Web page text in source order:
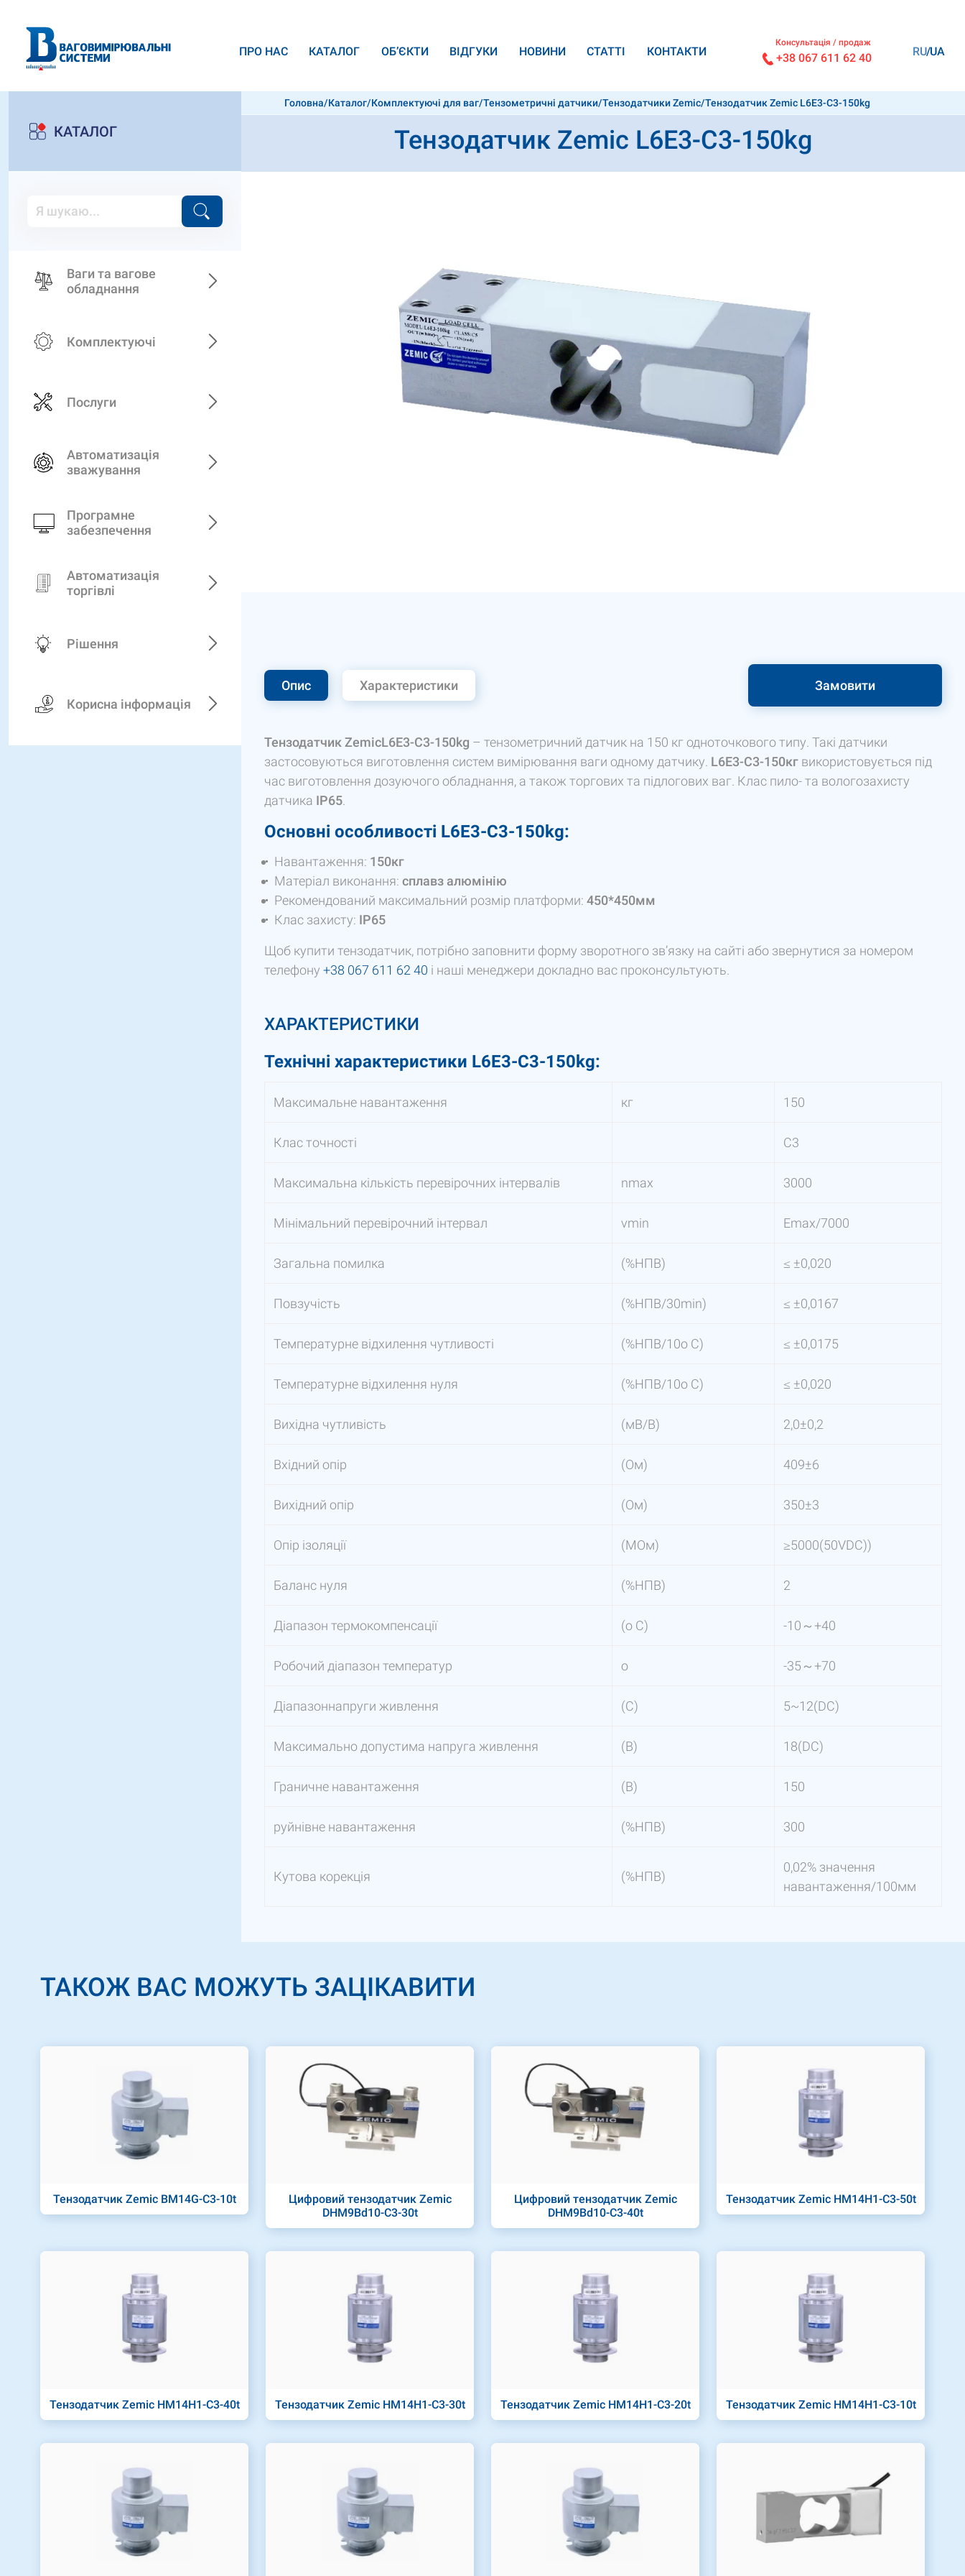
ПРО НАС КАТАЛОГ ОБ’ЄКТИ ВІДГУКИ НОВИНИ СТАТТІ КОНТАКТИ
Консультація / продаж
+38 067 611 62 40 RU UA
КАТАЛОГ
Ваги та вагове
обладнання
Комплектуючі
Послуги
Автоматизація
зважування
Програмне
забезпечення
Автоматизація
торгівлі
Рішення
Корисна інформація
Головна/Каталог/Комплектуючі для ваг/Тензометричні датчики/Тензодатчики Zemic/Тензодатчик Zemic L6E3-C3-150kg
Тензодатчик Zemic L6E3-C3-150kg
Опис Характеристики Замовити
Тензодатчик ZemicL6E3-C3-150kg – тензометричний датчик на 150 кг одноточкового типу. Такі датчики
застосовуються виготовлення систем вимірювання ваги одному датчику. L6E3-C3-150кг використовується під
час виготовлення дозуючого обладнання, а також торгових та підлогових ваг. Клас пило- та вологозахисту
датчика IP65
Основні особливості L6E3-C3-150kg:
Навантаження: 150кг
Матеріал виконання: сплавз алюмінію
Рекомендований максимальний розмір платформи: 450*450мм
Клас захисту: IP65
Щоб купити тензодатчик, потрібно заповнити форму зворотного зв’язку на сайті або звернутися за номером
телефону +38 067 611 62 40 і наші менеджери докладно вас проконсультують.
ХАРАКТЕРИСТИКИ
Технічні характеристики L6E3-C3-150kg:
Максимальне навантаження кг 150
Клас точності C3
Максимальна кількість перевірочних інтервалів nmax 3000
Мінімальний перевірочний інтервал vmin Emax/7000
Загальна помилка (%НПВ) ≤ ±0,020
Повзучість (%НПВ/30min) ≤ ±0,0167
Температурне відхилення чутливості (%НПВ/10o С) ≤ ±0,0175
Температурне відхилення нуля (%НПВ/10o С) ≤ ±0,020
Вихідна чутливість (мВ/В) 2,0±0,2
Вхідний опір (Ом) 409±6
Вихідний опір (Ом) 350±3
Опір ізоляції (MОм) ≥5000(50VDC))
Баланс нуля (%НПВ) 2
Діапазон термокомпенсації (o С) -10～+40
Робочий діапазон температур o -35～+70
Діапазоннапруги живлення (С) 5~12(DC)
Максимально допустима напруга живлення (В) 18(DC)
Граничне навантаження (В) 150
руйнівне навантаження (%НПВ) 300
Кутова корекція (%НПВ)
0,02% значення
навантаження/100мм
ТАКОЖ ВАС МОЖУТЬ ЗАЦІКАВИТИ
Тензодатчик Zemic BM14G-C3-10t
Цифровий тензодатчик Zemic
DHM9Bd10-C3-30t
Цифровий тензодатчик Zemic
DHM9Bd10-C3-40t
Тензодатчик Zemic HM14H1-C3-50t
Тензодатчик Zemic HM14H1-C3-40t Тензодатчик Zemic HM14H1-C3-30t Тензодатчик Zemic HM14H1-C3-20t Тензодатчик Zemic HM14H1-C3-10t